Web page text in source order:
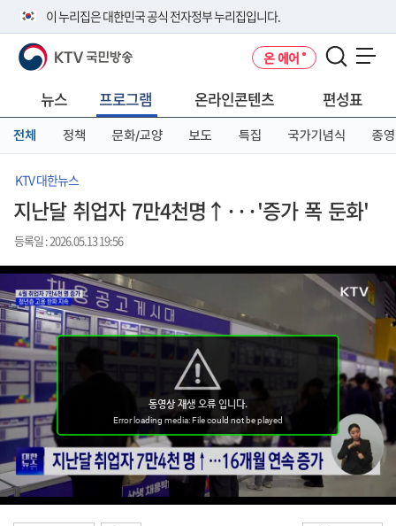
이 누리집은 대한민국 공식 전자정부 누리집입니다.
공식 누리집 주소 확인하기
니다.
이밖에 or.kr 또는 .kr등 다른 도메인 주소를 사용하고 있다면 아래 URL에
서 도메인 주소를 확인해 보세요
KTV 국민방송 온 에어
뉴스 프로그램 온라인콘텐츠 편성표
전체 정책 문화/교양 보도 특집 국가기념식 종영
KTV 대한뉴스
지난달 취업자 7만4천명↑···'증가 폭 둔화'
등록일 : 2026.05.13 19:56